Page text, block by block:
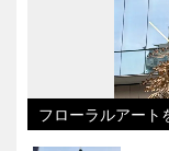
フローラルアート